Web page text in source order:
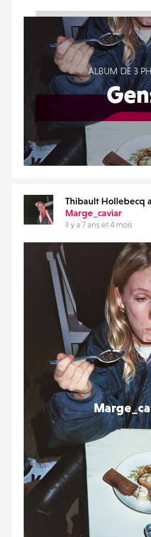
ALBUM DE 3
Thibault Hollebecq
Marge_caviar
Il y a 7 ans et 4 mois